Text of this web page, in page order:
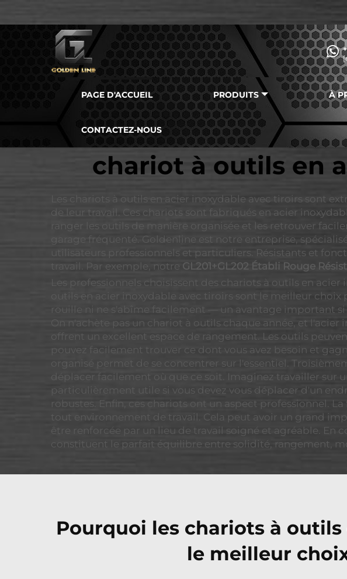
PAGE D'ACCUEIL PRODUITS À
CONTACTEZ-NOUS
chariot à outils en
Les chariots à outils en acier inoxydable avec tiroirs sont
de leur travail. Ces chariots sont fabriqués en acier
ranger les outils de manière organisée et les retrouver
garage fréquenté. Goldenline est notre entreprise,
utilisateurs professionnels et particuliers. Résistants et
travail. Par exemple, notre GL201+GL202 Établi Rouge
Les professionnels choisissent des chariots à outils en
outils en acier inoxydable avec tiroirs sont le meilleur
rouille ni ne s'abîme facilement — un avantage important
On n'achète pas un chariot à outils chaque année, et
offrent un excellent espace de rangement. Les outils
pouvez facilement trouver ce dont vous avez besoin et
organisé permet de se concentrer sur l'essentiel.
déplacer facilement où que ce soit. Imaginez travailler sur
particulièrement utile si vous devez vous déplacer d'un
robustes. Enfin, ces chariots ont un aspect professionnel.
tout environnement de travail. Cela peut avoir un grand
être renforcée par un lieu de travail soigné et agréable. En
constituent le parfait équilibre entre solidité, rangement,
Pourquoi les chariots à
le meilleur